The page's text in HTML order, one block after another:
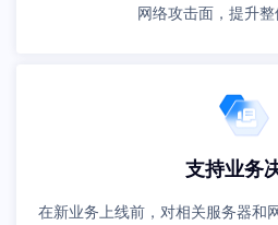
网络攻击面，提升整
支持业务
在新业务上线前，对相关服务器和